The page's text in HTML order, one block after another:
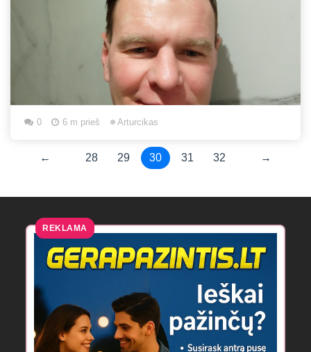
0 6 m prieš Arturcikas
← 28 29 30 31 32 →
REKLAMA